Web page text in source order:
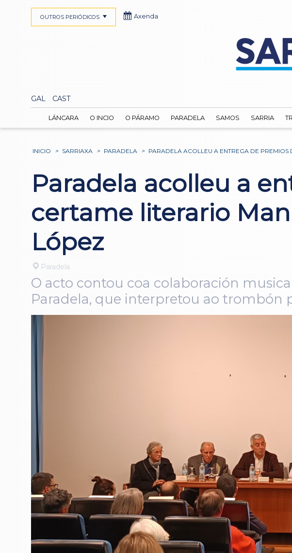
GAL CAST
OUTROS PERIÓDICOS Axenda
LÁNCARA O INCIO O PÁRAMO PARADELA SAMOS SARRIA
INICIO > SARRIAXA > PARADELA > PARADELA ACOLLEU A ENTREGA DE
Paradela acolleu a
certame literario
López
Paradela
O acto contou coa colaboración
Paradela, que interpretou ao trombón